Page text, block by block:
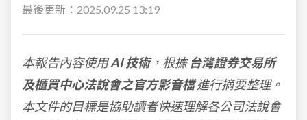
最後更新： 2025.09.25 13:19
本報告內容使用AI 技術，根據台灣證券交易所
及櫃買中心法說會之官方影音檔進行摘要整理。
本文件的目標是協助讀者快速理解各公司法說會